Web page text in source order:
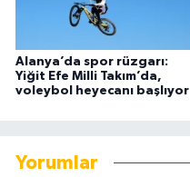
Alanya’da spor rüzgarı:
Yiğit Efe Milli Takım’da,
voleybol heyecanı başlıyor
Yorumlar